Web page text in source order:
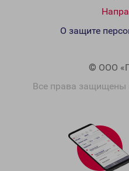
© ООО
Все права защищены
О защите